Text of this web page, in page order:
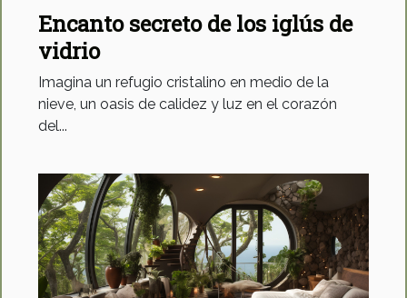
Encanto secreto de los iglús de
vidrio
Imagina un refugio cristalino en medio de la
nieve, un oasis de calidez y luz en el corazón
del...